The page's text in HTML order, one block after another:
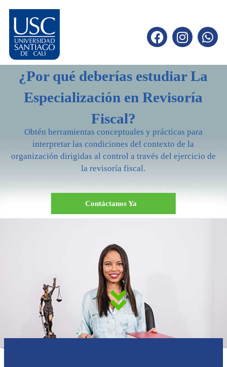
Obtén herramientas conceptuales y prácticas para
interpretar las condiciones del contexto de la
organización dirigidas al control a través del ejercicio de
la revisoría fiscal.
Contáctanos Ya
¿Por qué deberías estudiar La
Especialización en Revisoría
Fiscal?